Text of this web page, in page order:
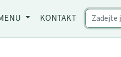
KONTAKT